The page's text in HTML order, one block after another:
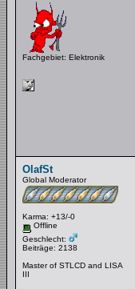
Fachgebiet: Elektronik
OlafSt
Global Moderator
Karma: +13/-0
Offline
Geschlecht:
Beiträge: 2138
Master of STLCD and LISA
III